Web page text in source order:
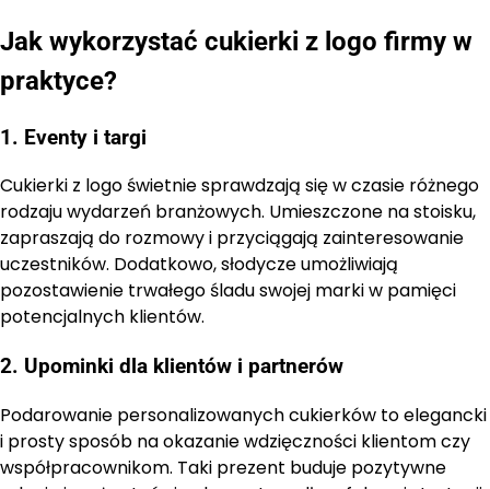
Jak wykorzystać cukierki z logo firmy w
praktyce?
1. Eventy i targi
Cukierki z logo świetnie sprawdzają się w czasie różnego
rodzaju wydarzeń branżowych. Umieszczone na stoisku,
zapraszają do rozmowy i przyciągają zainteresowanie
uczestników. Dodatkowo, słodycze umożliwiają
pozostawienie trwałego śladu swojej marki w pamięci
potencjalnych klientów.
2. Upominki dla klientów i partnerów
Podarowanie personalizowanych cukierków to elegancki
i prosty sposób na okazanie wdzięczności klientom czy
współpracownikom. Taki prezent buduje pozytywne